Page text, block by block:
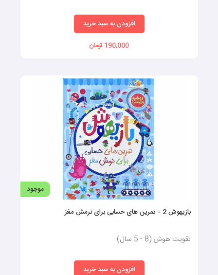
افزودن به سبد خرید
190,000 تومان
موجود
بازیهوش 2 - تمرین‌ های حسابی برای نرمش مغز
تقویت هوش (8 - 5 سال)
افزودن به سبد خرید